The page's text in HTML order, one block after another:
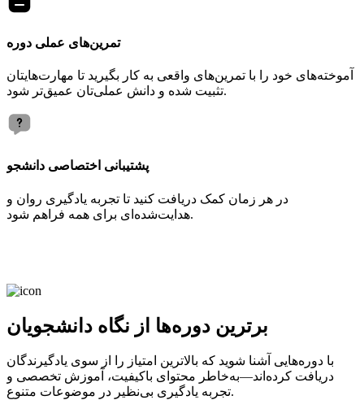
تمرین‌های عملی دوره
آموخته‌های خود را با تمرین‌های واقعی به کار بگیرید تا مهارت‌هایتان
تثبیت شده و دانش عملی‌تان عمیق‌تر شود.
پشتیبانی اختصاصی دانشجو
در هر زمان کمک دریافت کنید تا تجربه یادگیری روان و
هدایت‌شده‌ای برای همه فراهم شود.
برترین دوره‌ها از نگاه دانشجویان
با دوره‌هایی آشنا شوید که بالاترین امتیاز را از سوی یادگیرندگان
دریافت کرده‌اند—به‌خاطر محتوای باکیفیت، آموزش تخصصی و
تجربه یادگیری بی‌نظیر در موضوعات متنوع.